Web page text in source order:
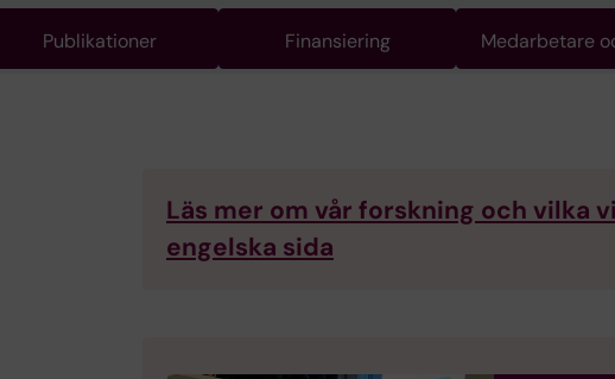
Publikationer Finansiering Medarbetare
Läs mer om vår forskning och vilka
engelska sida